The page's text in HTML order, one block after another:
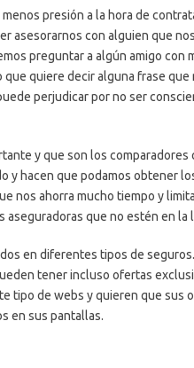
presión a la hora de
asesorarnos con alguien que
preguntar a algún amigo con
quiere decir alguna frase que
perjudicar por no ser
y que son los comparadores
y hacen que podamos obtener
nos ahorra mucho tiempo y
aseguradoras que no estén en la
en diferentes tipos de
tener incluso ofertas
tipo de webs y quieren que sus
en sus pantallas.